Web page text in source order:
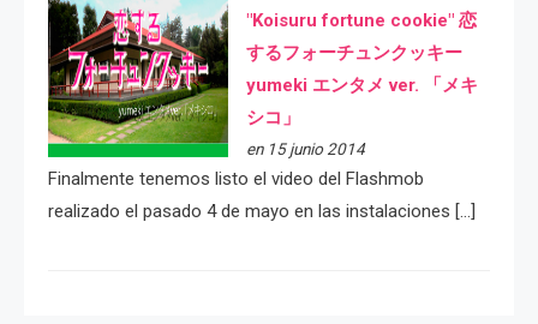
"Koisuru fortune cookie" 恋
するフォーチュンクッキー
yumeki エンタメ ver. 「メキ
シコ」
en 15 junio 2014
Finalmente tenemos listo el video del Flashmob
realizado el pasado 4 de mayo en las instalaciones […]